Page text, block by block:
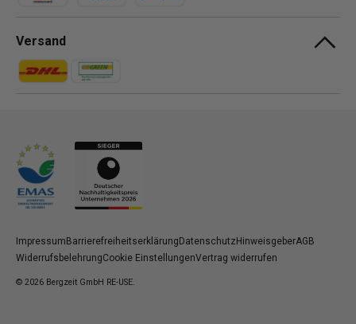
Versand
Zahlungsmethoden
Zahlungsmethoden
ImpressumBarrierefreiheitserklärungDatenschutzHinweisgeberAGB
WiderrufsbelehrungCookie EinstellungenVertrag widerrufen
© 2026 Bergzeit GmbH RE-USE.